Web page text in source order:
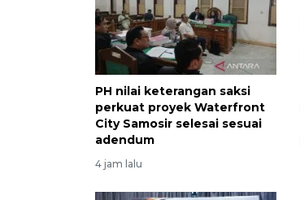
PH nilai keterangan saksi
perkuat proyek Waterfront
City Samosir selesai sesuai
adendum
4 jam lalu